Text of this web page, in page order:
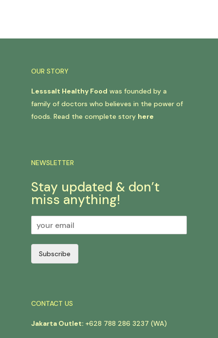
OUR STORY
Lesssalt Healthy Food was founded by a
family of doctors who believes in the power of
foods. Read the complete story here
NEWSLETTER
Stay updated & don’t
miss anything!
Subscribe
CONTACT US
Jakarta Outlet: +628 788 286 3237 (WA)